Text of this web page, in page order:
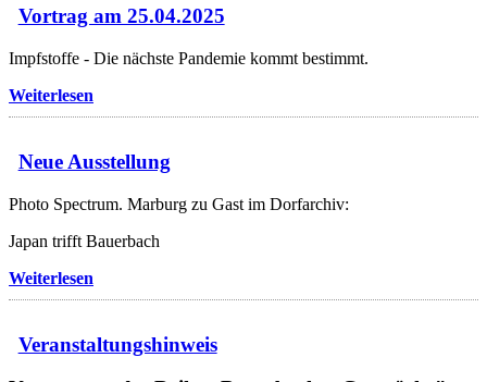
Vortrag am 25.04.2025
Impfstoffe - Die nächste Pandemie kommt bestimmt.
Weiterlesen
Neue Ausstellung
Photo Spectrum. Marburg zu Gast im Dorfarchiv:
Japan trifft Bauerbach
Weiterlesen
Veranstaltungshinweis